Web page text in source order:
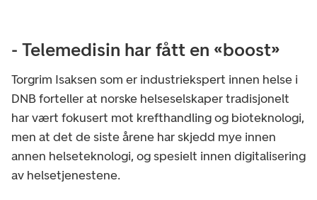
- Telemedisin har fått en «boost»
Torgrim Isaksen som er industriekspert innen helse i
DNB forteller at norske helseselskaper tradisjonelt
har vært fokusert mot krefthandling og bioteknologi,
men at det de siste årene har skjedd mye innen
annen helseteknologi, og spesielt innen digitalisering
av helsetjenestene.